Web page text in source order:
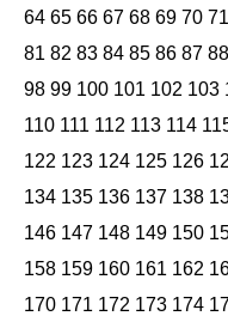
64 65 66 67 68 69 70 71
81 82 83 84 85 86 87 88
98 99 100 101 102 103
110 111 112 113 114
122 123 124 125 126
134 135 136 137 138
146 147 148 149 150
158 159 160 161 162
170 171 172 173 174